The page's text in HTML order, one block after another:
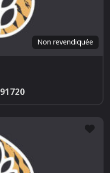
Non revendiquée
91720